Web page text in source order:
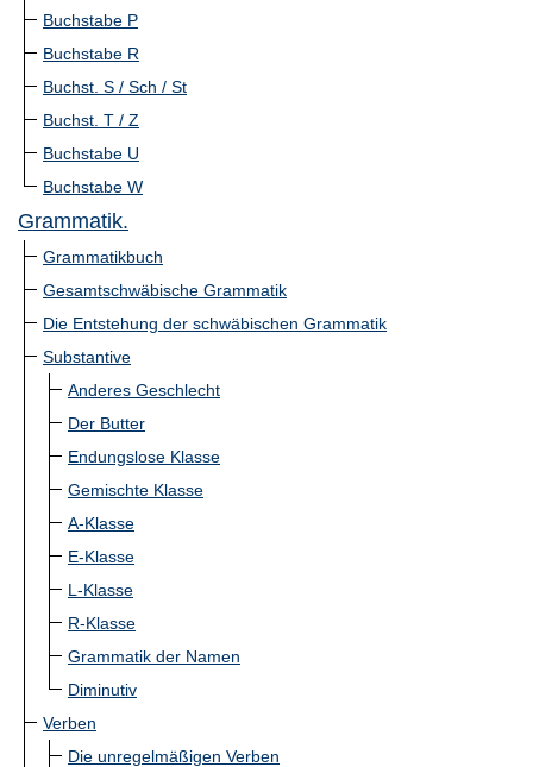
Buchstabe P
Buchstabe R
Buchst. S / Sch / St
Buchst. T / Z
Buchstabe U
Buchstabe W
Grammatik.
Grammatikbuch
Gesamtschwäbische Grammatik
Die Entstehung der schwäbischen Grammatik
Substantive
Anderes Geschlecht
Der Butter
Endungslose Klasse
Gemischte Klasse
A-Klasse
E-Klasse
L-Klasse
R-Klasse
Grammatik der Namen
Diminutiv
Verben
Die unregelmäßigen Verben